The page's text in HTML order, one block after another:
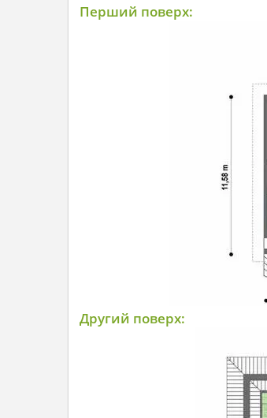
Перший поверх:
Другий поверх: